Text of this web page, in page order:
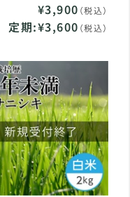
¥3,900 （税込）
定期:¥3,600 （税込）